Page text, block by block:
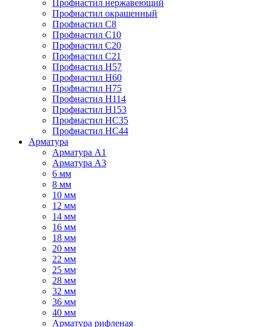
Профнастил нержавеющий
Профнастил окрашенный
Профнастил С8
Профнастил С10
Профнастил С20
Профнастил С21
Профнастил Н57
Профнастил Н60
Профнастил Н75
Профнастил Н114
Профнастил Н153
Профнастил НС35
Профнастил НС44
Арматура
Арматура А1
Арматура А3
6 мм
8 мм
10 мм
12 мм
14 мм
16 мм
18 мм
20 мм
22 мм
25 мм
28 мм
32 мм
36 мм
40 мм
Арматура рифленая